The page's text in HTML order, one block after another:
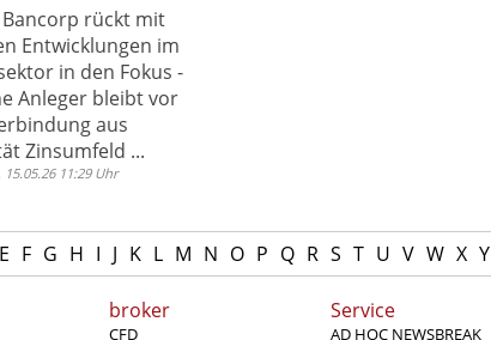
rückt mit
Entwicklungen im
in den Fokus -
Anleger bleibt vor
aus
Zinsumfeld ...
11:29 Uhr
E F G H I J K L M N O P Q R S T U V W X Y
broker
CFD
Service
AD HOC NEWSBREAK